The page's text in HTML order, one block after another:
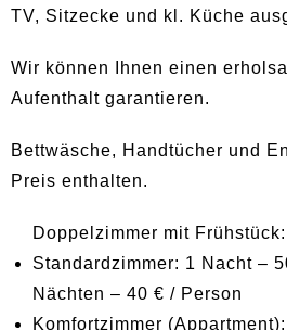
TV, Sitzecke und kl. Küche
Wir können Ihnen einen
Aufenthalt garantieren.
Bettwäsche, Handtücher und
Preis enthalten.
Doppelzimmer mit Frühstück:
Standardzimmer: 1 Nacht –
Nächten – 40 € / Person
Komfortzimmer